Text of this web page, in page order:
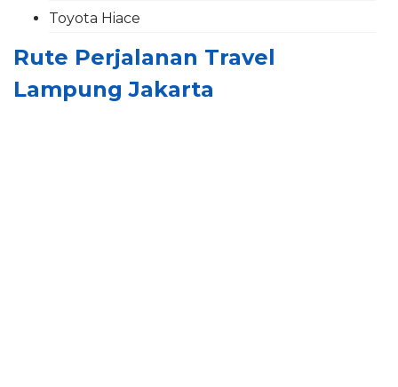
Toyota Hiace
Rute Perjalanan Travel
Lampung Jakarta